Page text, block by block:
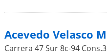
Acevedo Velasco
Carrera 47 Sur 8c-94